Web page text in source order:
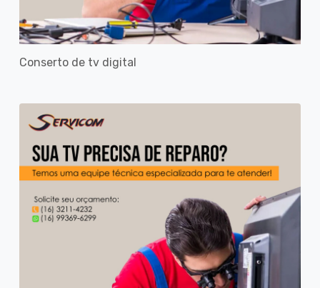
Conserto de tv digital